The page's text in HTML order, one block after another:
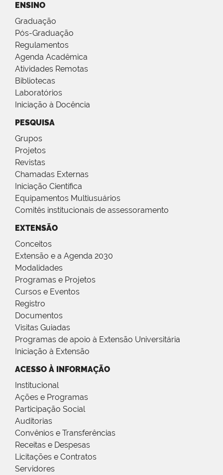
ENSINO
Graduação
Pós-Graduação
Regulamentos
Agenda Acadêmica
Atividades Remotas
Bibliotecas
Laboratórios
Iniciação à Docência
PESQUISA
Grupos
Projetos
Revistas
Chamadas Externas
Iniciação Científica
Equipamentos Multiusuários
Comitês institucionais de assessoramento
EXTENSÃO
Conceitos
Extensão e a Agenda 2030
Modalidades
Programas e Projetos
Cursos e Eventos
Registro
Documentos
Visitas Guiadas
Programas de apoio à Extensão Universitária
Iniciação à Extensão
ACESSO À INFORMAÇÃO
Institucional
Ações e Programas
Participação Social
Auditorias
Convênios e Transferências
Receitas e Despesas
Licitações e Contratos
Servidores